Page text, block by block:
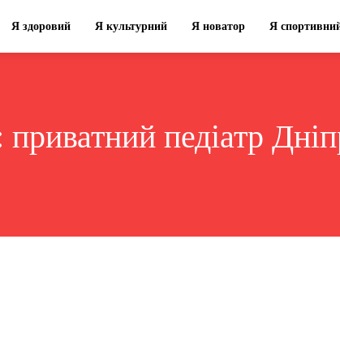
Я здоровий Я культурний Я новатор Я
приватний педіатр